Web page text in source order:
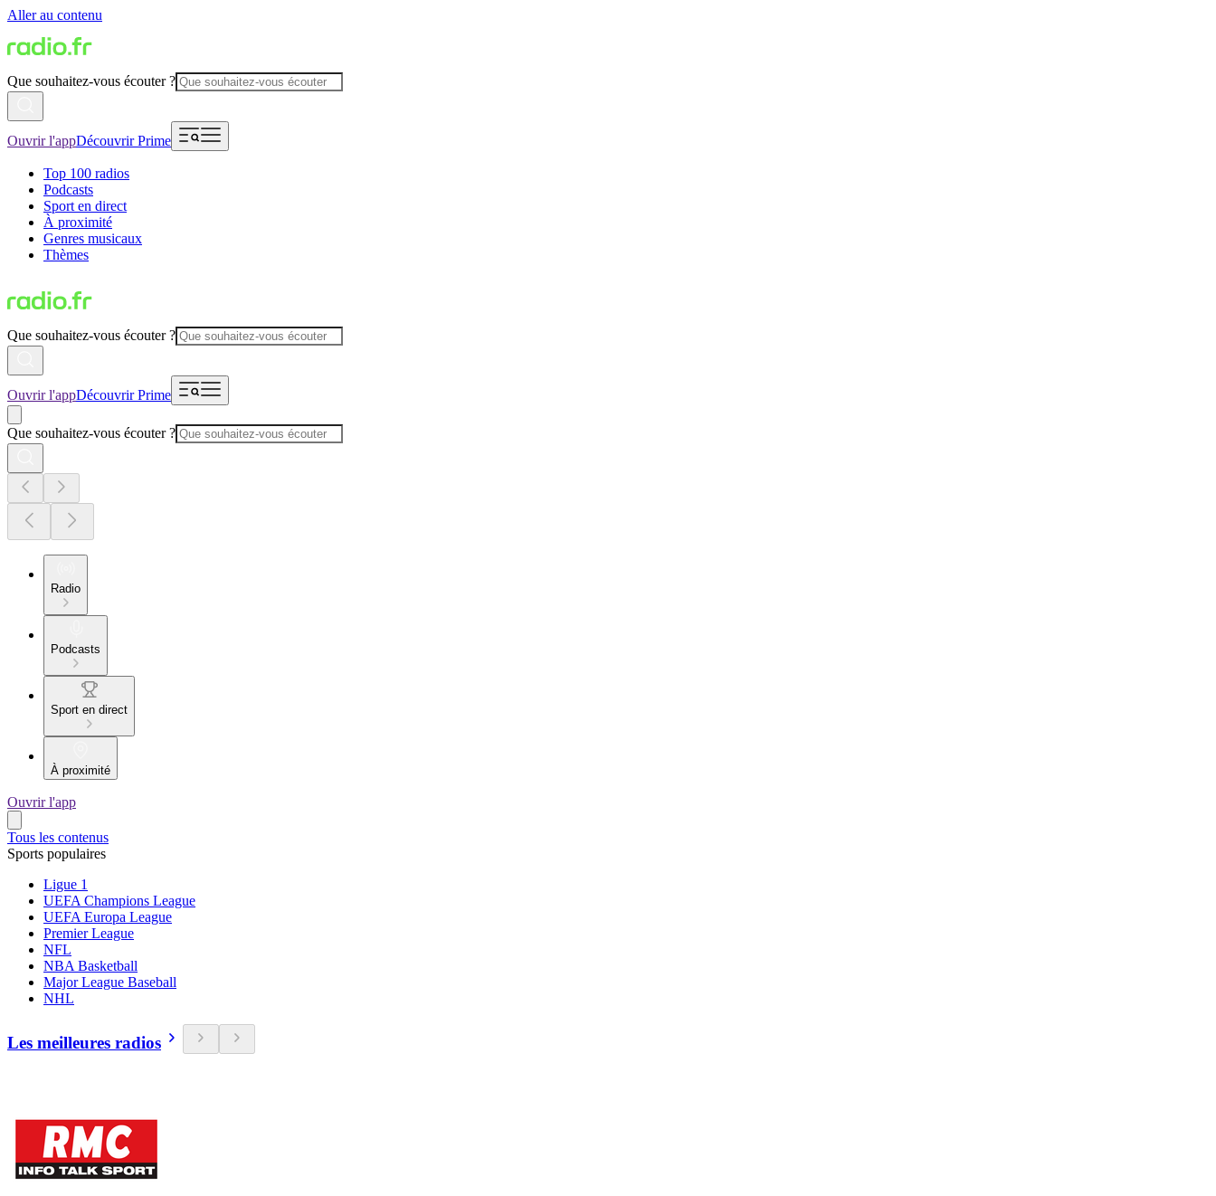
Aller au contenu
Que souhaitez-vous écouter ?
Ouvrir l'appDécouvrir Prime
Top 100 radios
Podcasts
Sport en direct
À proximité
Genres musicaux
Thèmes
Que souhaitez-vous écouter ?
Ouvrir l'appDécouvrir Prime
Que souhaitez-vous écouter ?
Radio
Podcasts
Sport en direct
À proximité
Ouvrir l'app
Tous les contenus
Sports populaires
Ligue 1
UEFA Champions League
UEFA Europa League
Premier League
NFL
NBA Basketball
Major League Baseball
NHL
Les meilleures radios